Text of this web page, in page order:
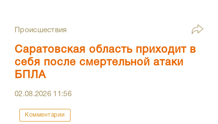
Происшествия
Саратовская область приходит в
себя после смертельной атаки
БПЛА
02.08.2026 11:56
Комментарии